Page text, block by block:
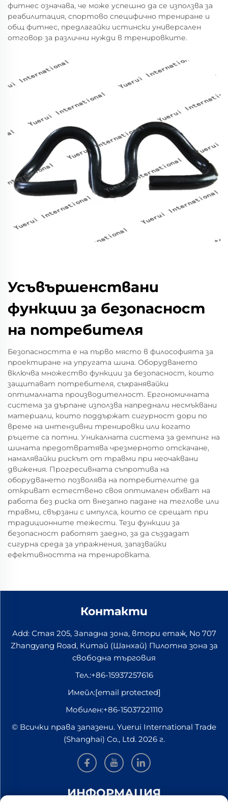
фитнес означава, че може успешно да се използва за
реабилитация, спортово специфично трениране и
общ фитнес, предлагайки истински универсален
отговор за различни нужди в тренировките.
Усъвършенствани
функции за безопасност
на потребителя
Безопасността е на първо място в философията за
проектиране на упругата шина. Оборудването
включва множество функции за безопасност, които
защитават потребителя, съхранявайки
оптималната производителност. Ергономичната
система за дърпане използва напреднали несмъквани
материали, които поддържат сигурност дори по
време на интензивни тренировки или когато
ръцете са потни. Уникалната система за демпинг на
шината предотвратява чрезмерното отскачане,
намалявайки рискът от травми при неочаквани
движения. Прогресивната съпротива на
оборудването позволява на потребителите да
откриват естествено своя оптимален обхват на
работа без риска от внезапно падане на теглове или
травми, свързани с импулса, които се срещат при
традиционните тежести. Тези функции за
безопасност работят заедно, за да създадат
сигурна среда за упражнения, запазвайки
ефективността на тренировката.
Контакти
Add: Стая 205, Западна зона, втори етаж, No 707
Zhangyang Road, Китай (Шанхай) Пилотна зона за
свободна търговия
Тел.:+86-15937257616
Имейл:[email protected]
Мобилен:+86-15037221110
© Всички права запазени. Yuerui International Trade
(Shanghai) Co., Ltd. 2026 г.
ИНФОРМАЦИЯ